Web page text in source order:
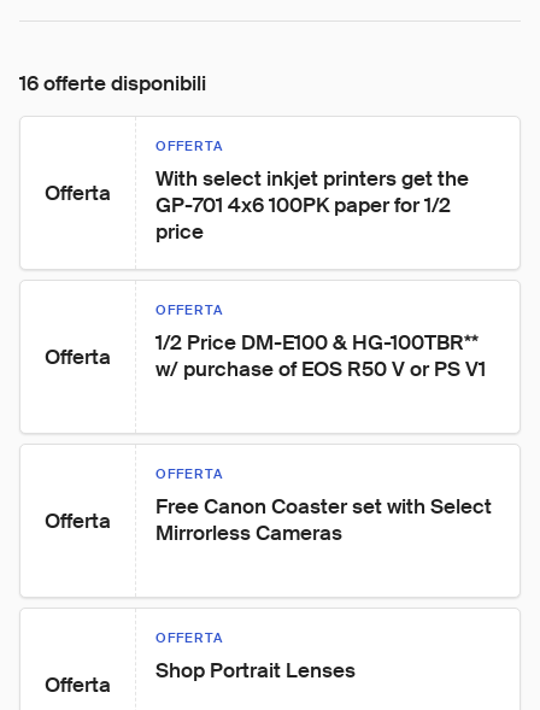
16 offerte disponibili
Offerta
OFFERTA
With select inkjet printers get the
GP-701 4x6 100PK paper for 1/2
price
Offerta
OFFERTA
1/2 Price DM-E100 & HG-100TBR**
w/ purchase of EOS R50 V or PS V1
Offerta
OFFERTA
Free Canon Coaster set with Select
Mirrorless Cameras
Offerta
OFFERTA
Shop Portrait Lenses